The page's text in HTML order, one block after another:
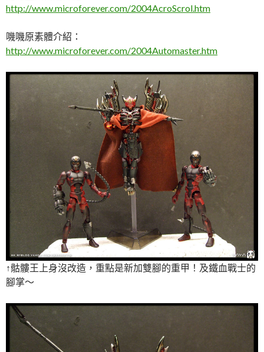
http://www.microforever.com/2004AcroScrol.htm
嘰嘰原素體介紹：
http://www.microforever.com/2004Automaster.htm
↑骷髏王上身沒改造，重點是新加雙腳的重甲！及鐵血戰士的
腳掌～